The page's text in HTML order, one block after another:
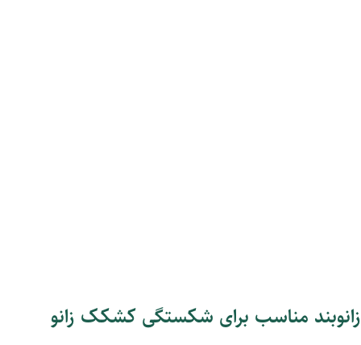
زانوبند مناسب برای شکستگی کشکک زانو